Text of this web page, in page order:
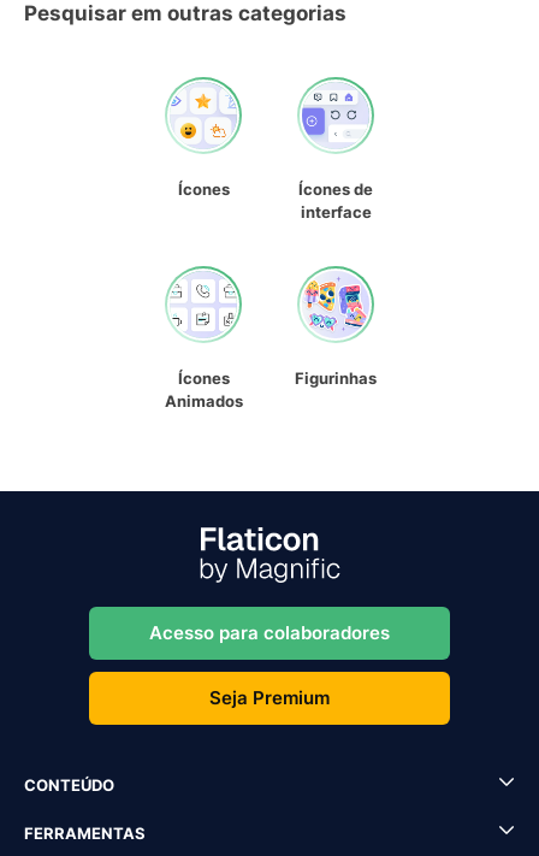
Pesquisar em outras categorias
Ícones
Ícones de
interface
Ícones
Animados
Figurinhas
Acesso para colaboradores
Seja Premium
CONTEÚDO
FERRAMENTAS